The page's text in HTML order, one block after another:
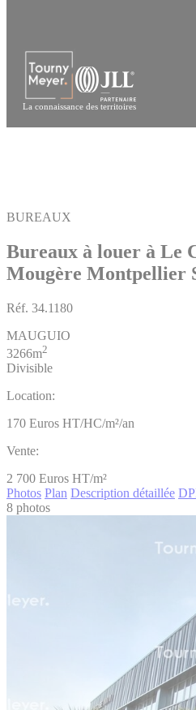
La connaissance des territoires
BUREAUX
Bureaux à louer à Le
Mougère Montpellier
Réf. 34.1180
MAUGUIO
3266m2
Divisible
Location:
170 Euros HT/HC/m²/an
Vente:
2 700 Euros HT/m²
Photos Plan Description détaillée
8 photos